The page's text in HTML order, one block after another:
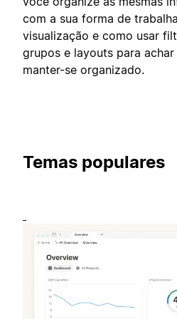
com a sua forma de
visualização e como usar
grupos e layouts para
manter-se organizado.
Temas populares